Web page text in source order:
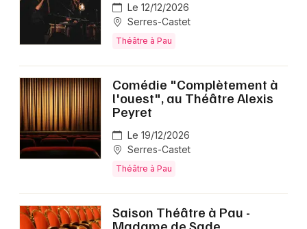
Le 12/12/2026
Serres-Castet
Théâtre à Pau
Comédie "Complètement à
l'ouest", au Théâtre Alexis
Peyret
Le 19/12/2026
Serres-Castet
Théâtre à Pau
Saison Théâtre à Pau -